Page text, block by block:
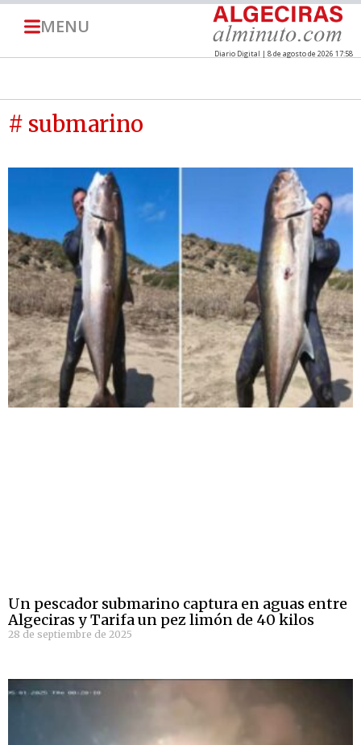
MENU
Diario Digital | 8 de agosto de 2026 17:58
# submarino
Un pescador submarino captura en aguas entre
Algeciras y Tarifa un pez limón de 40 kilos
28 de septiembre de 2025